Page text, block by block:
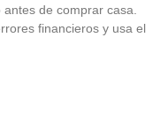
de comprar casa.
financieros y usa el